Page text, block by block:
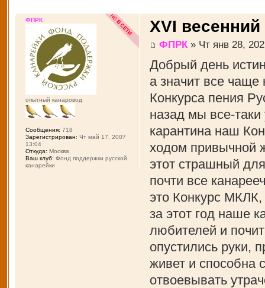
XVI
ФПРК » Чт янв 28,
Добрый день
а значит все
Конкурса пения
назад мы все-таки
карантина наш
ходом привычной
этот страшный
почти все
это Конкурс
за этот год наше
любителей и
опустились руки,
живет и способна
отвоевывать
ФПРК
опытный канаровод
Сообщения: 718
Зарегистрирован: Чт май 17, 2007
13:04
Откуда: Москва
Ваш клуб: Фонд поддержки русской
канарейки